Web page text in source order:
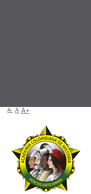
A- A A+